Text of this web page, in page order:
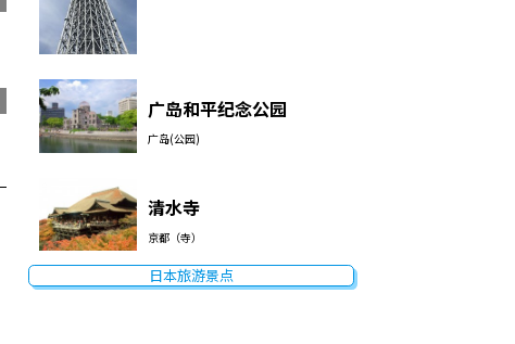
广岛和平纪念公园
广岛(公园)
清水寺
京都（寺）
日本旅游景点